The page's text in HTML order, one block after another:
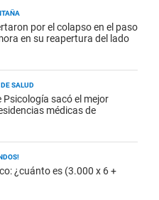
por el colapso en el paso
en su reapertura del lado
SALUD
Psicología sacó el mejor
médicas de
¿cuánto es (3.000 x 6 +